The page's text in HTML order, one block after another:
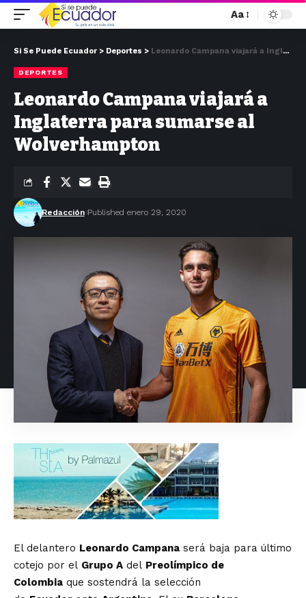
Aa
Si Se Puede Ecuador > Deportes > Leonardo Campana viajará a Inglaterra para sumarse al Wolverhampton
DEPORTES
Leonardo Campana viajará a
Inglaterra para sumarse al
Wolverhampton
Redacción Published enero 29, 2020
El delantero Leonardo Campana será baja para último
cotejo por el Grupo A del Preolímpico de
Colombia que sostendrá la selección